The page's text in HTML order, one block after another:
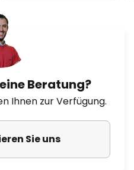
Beratung?
Ihnen zur Verfügung.
Sie uns